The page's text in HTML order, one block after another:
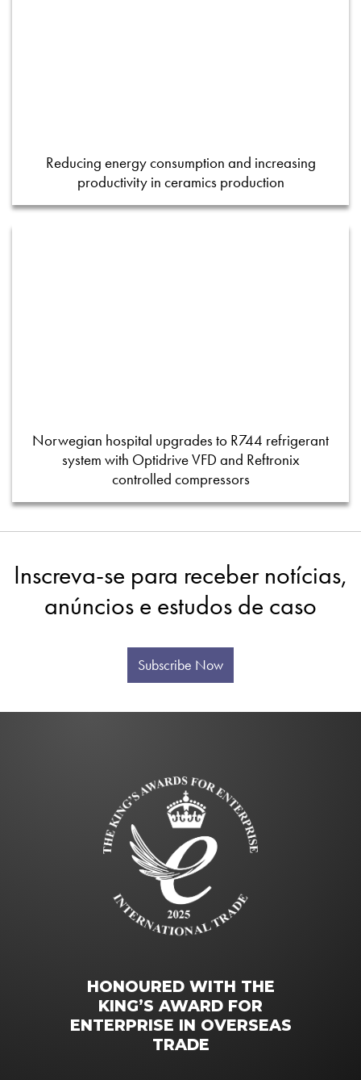
Reducing energy consumption and increasing
productivity in ceramics production
Norwegian hospital upgrades to R744 refrigerant
system with Optidrive VFD and Reftronix
controlled compressors
Inscreva-se para receber notícias,
anúncios e estudos de caso
Subscribe Now
HONOURED WITH THE
KING’S AWARD FOR
ENTERPRISE IN OVERSEAS
TRADE